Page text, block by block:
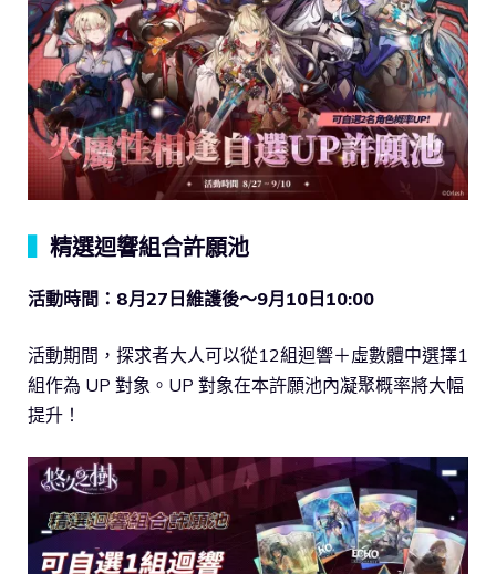
精選迴響組合許願池
活動時間：8月27日維護後～9月10日10:00
活動期間，探求者大人可以從12組迴響＋虛數體中選擇1
組作為 UP 對象。UP 對象在本許願池內凝聚概率將大幅
提升！